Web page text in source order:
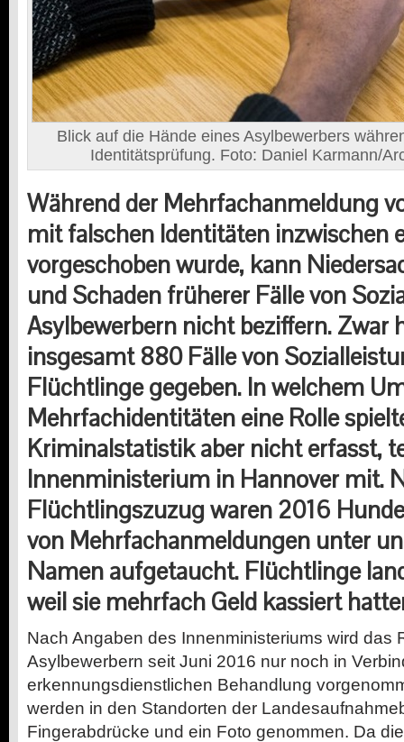
Blick auf die Hände eines Asylbewerbers
Identitätsprüfung. Foto: Daniel Karmann/
Während der Mehrfachanmeldung
mit falschen Identitäten inzwischen
vorgeschoben wurde, kann
und Schaden früherer Fälle von
Asylbewerbern nicht beziffern. Zwar
insgesamt 880 Fälle von
Flüchtlinge gegeben. In welchem
Mehrfachidentitäten eine Rolle
Kriminalstatistik aber nicht erfasst,
Innenministerium in Hannover mit.
Flüchtlingszuzug waren 2016
von Mehrfachanmeldungen unter
Namen aufgetaucht. Flüchtlinge
weil sie mehrfach Geld kassiert
Nach Angaben des Innenministeriums wird das
Asylbewerbern seit Juni 2016 nur noch in
erkennungsdienstlichen Behandlung
werden in den Standorten der
Fingerabdrücke und ein Foto genommen. Da